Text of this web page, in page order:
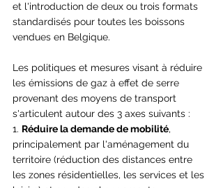
et l'introduction de deux ou trois formats
standardisés pour toutes les boissons
vendues en Belgique.
Les politiques et mesures visant à réduire
les émissions de gaz à effet de serre
provenant des moyens de transport
s'articulent autour des 3 axes suivants :
1. Réduire la demande de mobilité,
principalement par l'aménagement du
territoire (réduction des distances entre
les zones résidentielles, les services et les